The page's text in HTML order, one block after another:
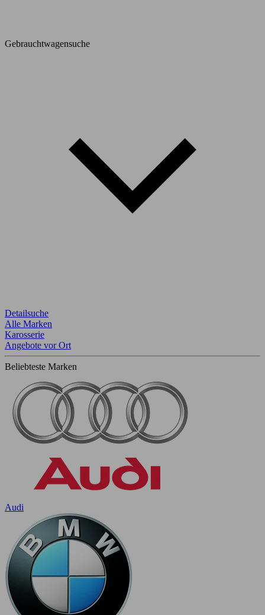
Gebrauchtwagensuche
Detailsuche
Alle Marken
Karosserie
Angebote vor Ort
Beliebteste Marken
Audi